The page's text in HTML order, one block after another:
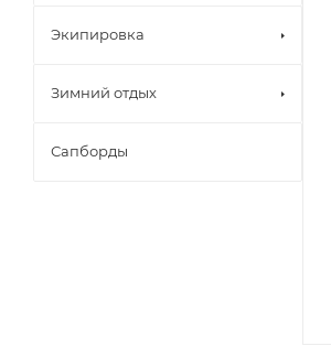
Экипировка
Зимний отдых
Сапборды